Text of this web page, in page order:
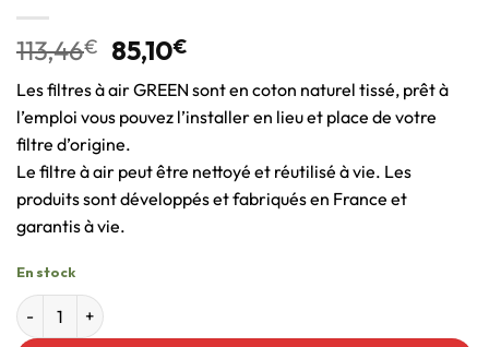
113,46€ 85,10€
Les filtres à air GREEN sont en coton naturel tissé, prêt à
l’emploi vous pouvez l’installer en lieu et place de votre
filtre d’origine.
Le filtre à air peut être nettoyé et réutilisé à vie. Les
produits sont développés et fabriqués en France et
garantis à vie.
En stock